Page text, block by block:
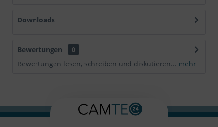
Downloads
Bewertungen
0
Bewertungen lesen, schreiben und diskutieren... mehr